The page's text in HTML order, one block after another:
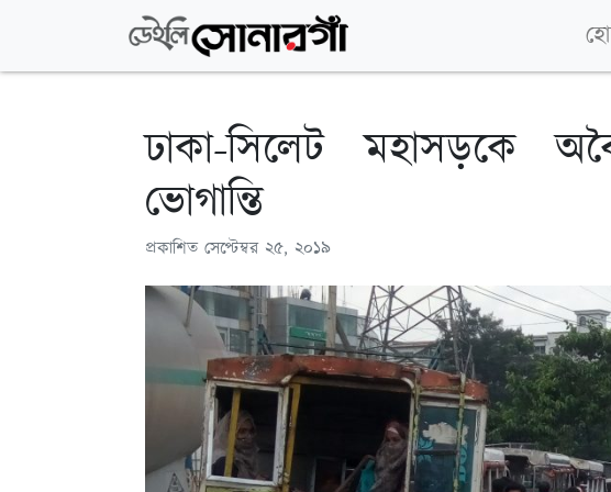
ঢাকা-সিলেট মহাসড়কে
ভোগান্তি
প্রকাশিত সেপ্টেম্বর ২৫, ২০১৯